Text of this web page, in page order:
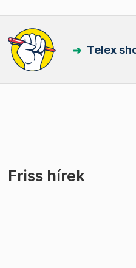
Telex
Friss hírek